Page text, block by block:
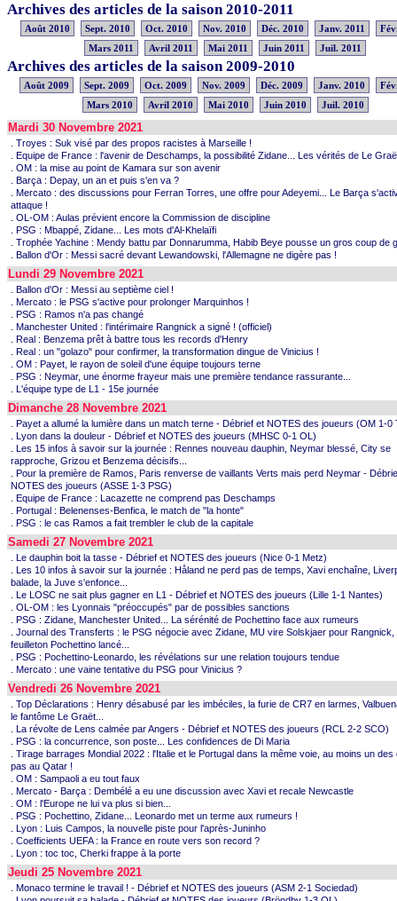
Archives des articles de la saison 2010-2011
Août 2010 Sept. 2010 Oct. 2010 Nov. 2010 Déc. 2010 Janv. 2011
Mars 2011
Avril 2011 Mai 2011 Juin 2011 Juil. 2011
Archives des articles de la saison 2009-2010
Août 2009 Sept. 2009 Oct. 2009 Nov. 2009 Déc. 2009 Janv. 2010
Mars 2010
Avril 2010 Mai 2010 Juin 2010 Juil. 2010
Mardi 30 Novembre 2021
. Troyes : Suk visé par des propos racistes à Marseille !
. Equipe de France : l'avenir de Deschamps, la possibilité Zidane... Les vérités de Le
. OM : la mise au point de Kamara sur son avenir
. Barça : Depay, un an et puis s'en va ?
. Mercato : des discussions pour Ferran Torres, une offre pour Adeyemi... Le Barça
attaque !
. OL-OM : Aulas prévient encore la Commission de discipline
. PSG : Mbappé, Zidane... Les mots d'Al-Khelaïfi
. Trophée Yachine : Mendy battu par Donnarumma, Habib Beye pousse un gros coup de
. Ballon d'Or : Messi sacré devant Lewandowski, l'Allemagne ne digère pas !
Lundi 29 Novembre 2021
. Ballon d'Or : Messi au septième ciel !
. Mercato : le PSG s'active pour prolonger Marquinhos !
. PSG : Ramos n'a pas changé
. Manchester United : l'intérimaire Rangnick a signé ! (officiel)
. Real : Benzema prêt à battre tous les records d'Henry
. Real : un "golazo" pour confirmer, la transformation dingue de Vinicius !
. OM : Payet, le rayon de soleil d'une équipe toujours terne
. PSG : Neymar, une énorme frayeur mais une première tendance rassurante...
. L'équipe type de L1 - 15e journée
Dimanche 28 Novembre 2021
. Payet a allumé la lumière dans un match terne - Débrief et NOTES des joueurs (OM 1-0
. Lyon dans la douleur - Débrief et NOTES des joueurs (MHSC 0-1 OL)
. Les 15 infos à savoir sur la journée : Rennes nouveau dauphin, Neymar blessé, City se
rapproche, Grizou et Benzema décisifs...
. Pour la première de Ramos, Paris renverse de vaillants Verts mais perd Neymar -
NOTES des joueurs (ASSE 1-3 PSG)
. Equipe de France : Lacazette ne comprend pas Deschamps
. Portugal : Belenenses-Benfica, le match de "la honte"
. PSG : le cas Ramos a fait trembler le club de la capitale
Samedi 27 Novembre 2021
. Le dauphin boit la tasse - Débrief et NOTES des joueurs (Nice 0-1 Metz)
. Les 10 infos à savoir sur la journée : Håland ne perd pas de temps, Xavi enchaîne,
balade, la Juve s'enfonce...
. Le LOSC ne sait plus gagner en L1 - Débrief et NOTES des joueurs (Lille 1-1 Nantes)
. OL-OM : les Lyonnais "préoccupés" par de possibles sanctions
. PSG : Zidane, Manchester United... La sérénité de Pochettino face aux rumeurs
. Journal des Transferts : le PSG négocie avec Zidane, MU vire Solskjaer pour Rangnick,
feuilleton Pochettino lancé...
. PSG : Pochettino-Leonardo, les révélations sur une relation toujours tendue
. Mercato : une vaine tentative du PSG pour Vinicius ?
Vendredi 26 Novembre 2021
. Top Déclarations : Henry désabusé par les imbéciles, la furie de CR7 en larmes,
le fantôme Le Graët...
. La révolte de Lens calmée par Angers - Débrief et NOTES des joueurs (RCL 2-2 SCO)
. PSG : la concurrence, son poste... Les confidences de Di Maria
. Tirage barrages Mondial 2022 : l'Italie et le Portugal dans la même voie, au moins un des
pas au Qatar !
. OM : Sampaoli a eu tout faux
. Mercato - Barça : Dembélé a eu une discussion avec Xavi et recale Newcastle
. OM : l'Europe ne lui va plus si bien...
. PSG : Pochettino, Zidane... Leonardo met un terme aux rumeurs !
. Lyon : Luis Campos, la nouvelle piste pour l'après-Juninho
. Coefficients UEFA : la France en route vers son record ?
. Lyon : toc toc, Cherki frappe à la porte
Jeudi 25 Novembre 2021
. Monaco termine le travail ! - Débrief et NOTES des joueurs (ASM 2-1 Sociedad)